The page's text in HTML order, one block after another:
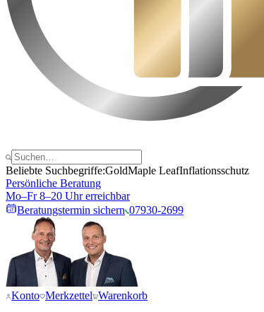
Beliebte Suchbegriffe:GoldMaple LeafInflationsschutz
Persönliche Beratung
Mo–Fr 8–20 Uhr erreichbar
Beratungstermin sichern 07930-2699
Konto Merkzettel Warenkorb